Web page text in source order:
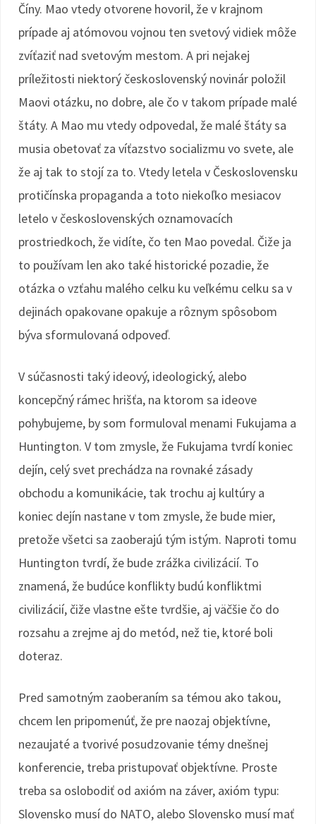
Číny. Mao vtedy otvorene hovoril, že v krajnom
prípade aj atómovou vojnou ten svetový vidiek môže
zvíťaziť nad svetovým mestom. A pri nejakej
príležitosti niektorý československý novinár položil
Maovi otázku, no dobre, ale čo v takom prípade malé
štáty. A Mao mu vtedy odpovedal, že malé štáty sa
musia obetovať za víťazstvo socializmu vo svete, ale
že aj tak to stojí za to. Vtedy letela v Československu
protičínska propaganda a toto niekoľko mesiacov
letelo v československých oznamovacích
prostriedkoch, že vidíte, čo ten Mao povedal. Čiže ja
to používam len ako také historické pozadie, že
otázka o vzťahu malého celku ku veľkému celku sa v
dejinách opakovane opakuje a rôznym spôsobom
býva sformulovaná odpoveď.
V súčasnosti taký ideový, ideologický, alebo
koncepčný rámec hrišťa, na ktorom sa ideove
pohybujeme, by som formuloval menami Fukujama a
Huntington. V tom zmysle, že Fukujama tvrdí koniec
dejín, celý svet prechádza na rovnaké zásady
obchodu a komunikácie, tak trochu aj kultúry a
koniec dejín nastane v tom zmysle, že bude mier,
pretože všetci sa zaoberajú tým istým. Naproti tomu
Huntington tvrdí, že bude zrážka civilizácií. To
znamená, že budúce konflikty budú konfliktmi
civilizácií, čiže vlastne ešte tvrdšie, aj väčšie čo do
rozsahu a zrejme aj do metód, než tie, ktoré boli
doteraz.
Pred samotným zaoberaním sa témou ako takou,
chcem len pripomenúť, že pre naozaj objektívne,
nezaujaté a tvorivé posudzovanie témy dnešnej
konferencie, treba pristupovať objektívne. Proste
treba sa oslobodiť od axióm na záver, axióm typu:
Slovensko musí do NATO, alebo Slovensko musí mať